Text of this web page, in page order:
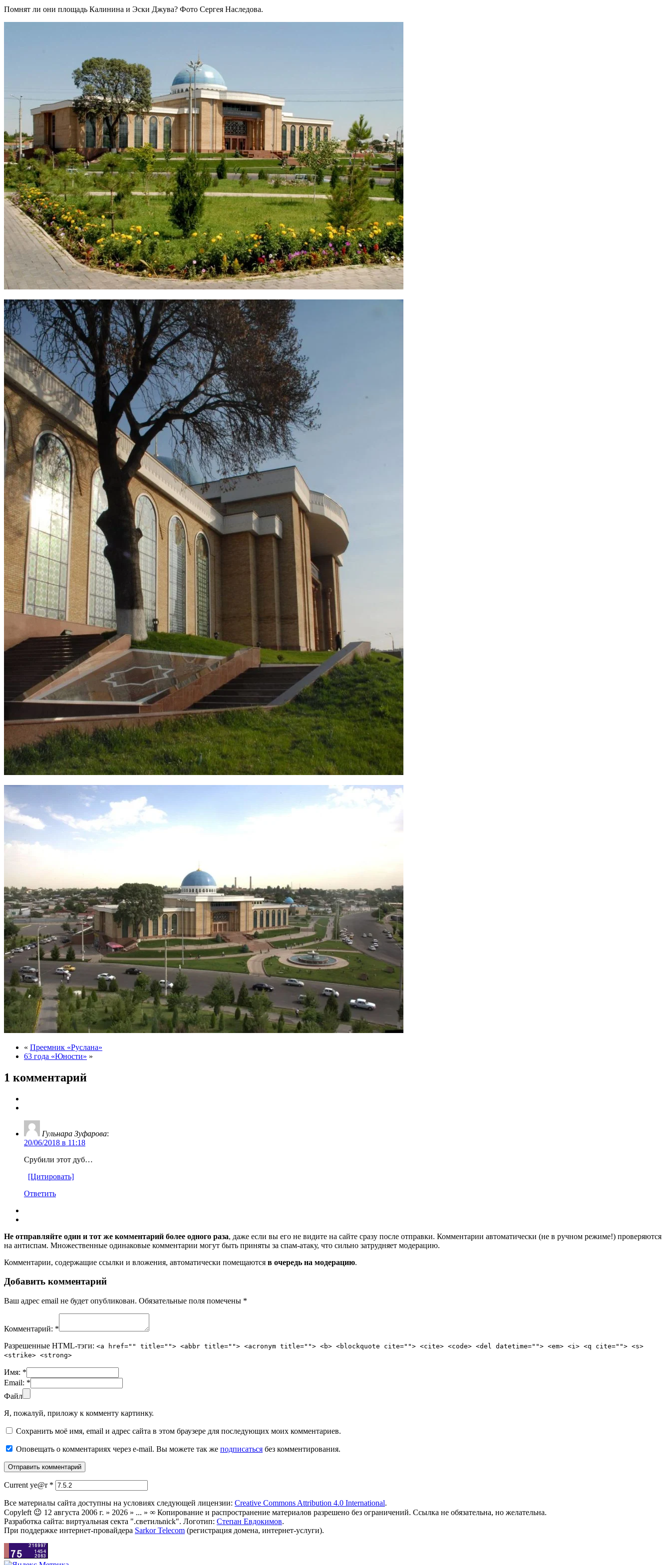
Помнят ли они площадь Калинина и Эски Джува? Фото Сергея Наследова.
« Преемник «Руслана»
63 года «Юности» »
1 комментарий
Гульнара Зуфарова:
20/06/2018 в 11:18
Срубили этот дуб…
[Цитировать]
Ответить
Не отправляйте один и тот же комментарий более одного раза, даже если вы его не видите на сайте сразу после отправки. Комментарии автоматически (не в ручном режиме!) проверяются
на антиспам. Множественные одинаковые комментарии могут быть приняты за спам-атаку, что сильно затрудняет модерацию.
Комментарии, содержащие ссылки и вложения, автоматически помещаются в очередь на модерацию.
Добавить комментарий
Ваш адрес email не будет опубликован. Обязательные поля помечены *
Комментарий: *
Разрешенные HTML-тэги: <a href="" title=""> <abbr title=""> <acronym title=""> <b> <blockquote cite=""> <cite> <code> <del datetime=""> <em> <i> <q cite=""> <s>
<strike> <strong>
Имя: *
Email: *
Файл
Я, пожалуй, приложу к комменту картинку.
Сохранить моё имя, email и адрес сайта в этом браузере для последующих моих комментариев.
Оповещать о комментариях через e-mail. Вы можете так же подписаться без комментирования.
Current ye@r *
Все материалы сайта доступны на условиях следующей лицензии: Creative Commons Attribution 4.0 International.
Copyleft 😉 12 августа 2006 г. » 2026 » ... » ∞ Копирование и распространение материалов разрешено без ограничений. Ссылка не обязательна, но желательна.
Разработка сайта: виртуальная секта ".светильnick". Логотип: Степан Евдокимов.
При поддержке интернет-провайдера Sarkor Telecom (регистрация домена, интернет-услуги).